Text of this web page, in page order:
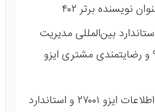
نویسنده برتر ۴۰۲
بین‌المللی مدیریت
کیفیت ایزو ۹۰۰۱ و رضایتمندی مشتری ایزو
مدیریت امنیت اطلاعات ایزو ۲۷۰۰۱ و استاندارد